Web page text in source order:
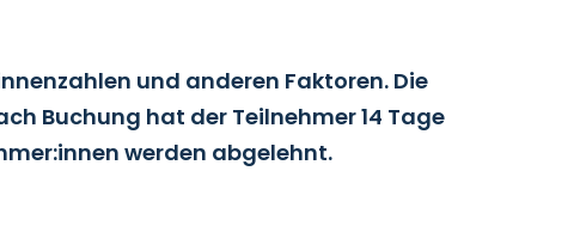
und anderen Faktoren. Die
Buchung hat der Teilnehmer 14 Tage
werden abgelehnt.